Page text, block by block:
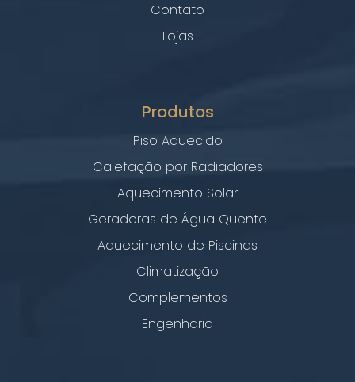
Contato
Lojas
Produtos
Piso Aquecido
Calefação por Radiadores
Aquecimento Solar
Geradoras de Água Quente
Aquecimento de Piscinas
Climatização
Complementos
Engenharia